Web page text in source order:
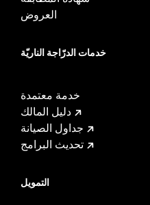
العروض
خدمات الدرّاجة الناريّة
خدمة معتمدة
دليل المالك
جداول الصيانة
تحديث البرامج
التمويل